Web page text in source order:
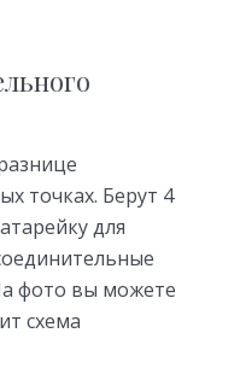
точках. Берут 4
для
фото вы можете
схема